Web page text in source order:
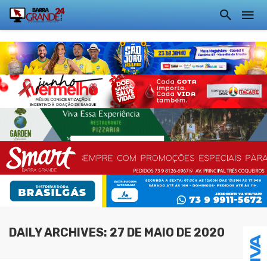
DAILY ARCHIVES: 27 DE MAIO DE 2020